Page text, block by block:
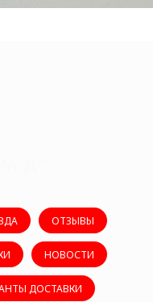
ОТЗЫВЫ
НОВОСТИ
ДОСТАВКИ